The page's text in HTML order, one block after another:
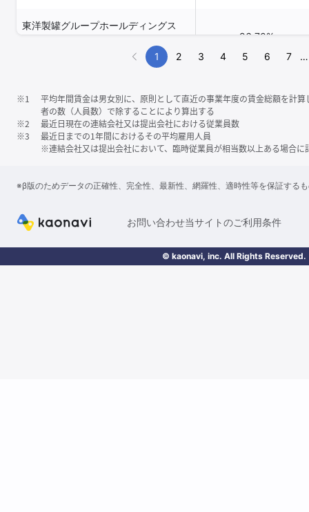
東洋製罐グループホールディングス
96.70%
1
2 3 4 5 6 7 …
※1
平均年間賃金は男女別に、原則として直近の事業年度の賃金総額を計
者の数（人員数）で除することにより算出する
※2
最近日現在の連結会社又は提出会社における従業員数
※3
最近日までの1年間におけるその平均雇用人員
※連結会社又は提出会社において、臨時従業員が相当数以上ある場合に
※β版のためデータの正確性、完全性、最新性、網羅性、適時性等を保証する
お問い合わせ当サイトのご利用条件
© kaonavi, inc. All Rights Reserved.